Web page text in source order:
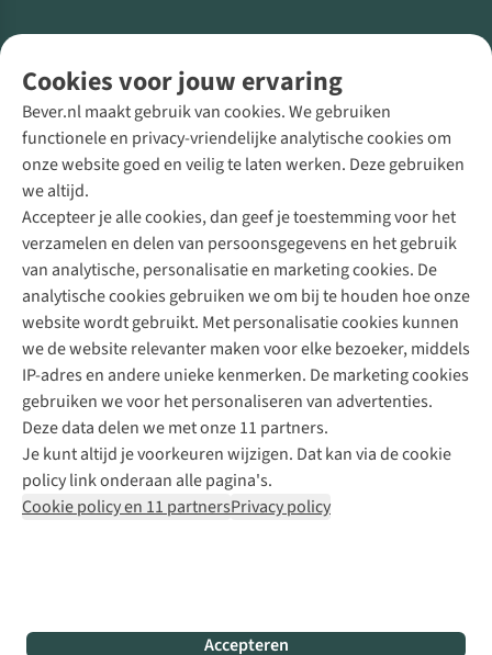
Cookies voor jouw ervaring
Bever.nl maakt gebruik van cookies. We gebruiken
functionele en privacy-vriendelijke analytische cookies om
onze website goed en veilig te laten werken. Deze gebruiken
we altijd.
Accepteer je alle cookies, dan geef je toestemming voor het
verzamelen en delen van persoonsgegevens en het gebruik
van analytische, personalisatie en marketing cookies. De
analytische cookies gebruiken we om bij te houden hoe onze
website wordt gebruikt. Met personalisatie cookies kunnen
we de website relevanter maken voor elke bezoeker, middels
IP-adres en andere unieke kenmerken. De marketing cookies
gebruiken we voor het personaliseren van advertenties.
Deze data delen we met onze 11 partners.
Je kunt altijd je voorkeuren wijzigen. Dat kan via de cookie
policy link onderaan alle pagina's.
Cookie policy en 11 partnersPrivacy policy
Accepteren
Direct advies van een Buitenexpert
+31 (0)85 888 50 88
+31 6 12 28 49 80
Contactformulier
Bever